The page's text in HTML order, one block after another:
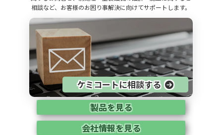
相談など、お客様のお困り事解決に向けてサポートします。
ケミコートに相談する
製品を見る
会社情報を見る